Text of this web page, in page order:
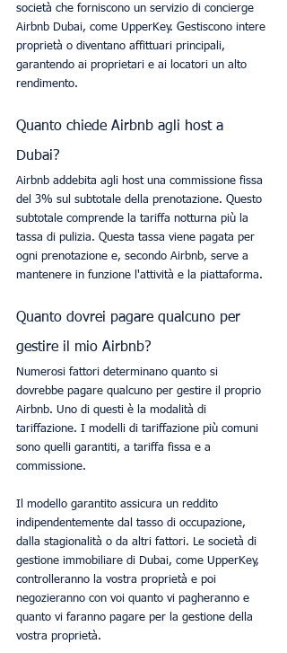
società che forniscono un servizio di concierge
Airbnb Dubai, come UpperKey. Gestiscono intere
proprietà o diventano affittuari principali,
garantendo ai proprietari e ai locatori un alto
rendimento.
Quanto chiede Airbnb agli host a
Dubai?
Airbnb addebita agli host una commissione fissa
del 3% sul subtotale della prenotazione. Questo
subtotale comprende la tariffa notturna più la
tassa di pulizia. Questa tassa viene pagata per
ogni prenotazione e, secondo Airbnb, serve a
mantenere in funzione l'attività e la piattaforma.
Quanto dovrei pagare qualcuno per
gestire il mio Airbnb?
Numerosi fattori determinano quanto si
dovrebbe pagare qualcuno per gestire il proprio
Airbnb. Uno di questi è la modalità di
tariffazione. I modelli di tariffazione più comuni
sono quelli garantiti, a tariffa fissa e a
commissione.
Il modello garantito assicura un reddito
indipendentemente dal tasso di occupazione,
dalla stagionalità o da altri fattori. Le società di
gestione immobiliare di Dubai, come UpperKey,
controlleranno la vostra proprietà e poi
negozieranno con voi quanto vi pagheranno e
quanto vi faranno pagare per la gestione della
vostra proprietà.